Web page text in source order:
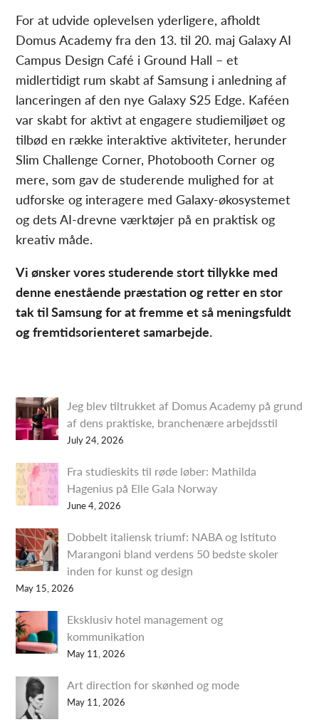
For at udvide oplevelsen yderligere, afholdt
Domus Academy fra den 13. til 20. maj Galaxy AI
Campus Design Café i Ground Hall – et
midlertidigt rum skabt af Samsung i anledning af
lanceringen af den nye Galaxy S25 Edge. Kaféen
var skabt for aktivt at engagere studiemiljøet og
tilbød en række interaktive aktiviteter, herunder
Slim Challenge Corner, Photobooth Corner og
mere, som gav de studerende mulighed for at
udforske og interagere med Galaxy-økosystemet
og dets AI-drevne værktøjer på en praktisk og
kreativ måde.
Vi ønsker vores studerende stort tillykke med
denne enestående præstation og retter en stor
tak til Samsung for at fremme et så meningsfuldt
og fremtidsorienteret samarbejde.
Jeg blev tiltrukket af Domus Academy på grund
af dens praktiske, branchenære arbejdsstil
July 24, 2026
Fra studieskits til røde løber: Mathilda
Hagenius på Elle Gala Norway
June 4, 2026
Dobbelt italiensk triumf: NABA og Istituto
Marangoni bland verdens 50 bedste skoler
inden for kunst og design
May 15, 2026
Eksklusiv hotel management og
kommunikation
May 11, 2026
Art direction for skønhed og mode
May 11, 2026